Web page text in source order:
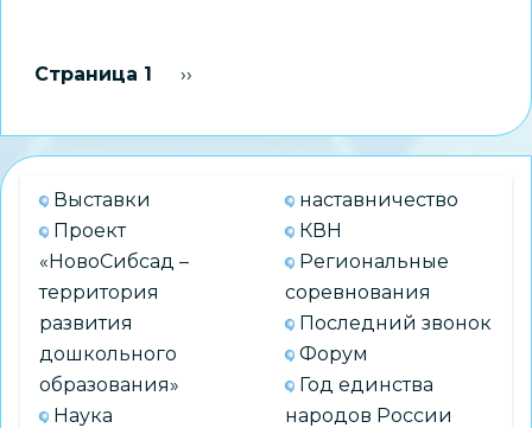
ГТО»
тестирование
№
111
Нумерация
Страница 1 Следующая страница
››
Выставки
Проект
«НовоСибсад –
территория
развития
дошкольного
образования»
Наука
наставничество
КВН
Региональные
соревнования
Последний звонок
Форум
Год единства
народов России